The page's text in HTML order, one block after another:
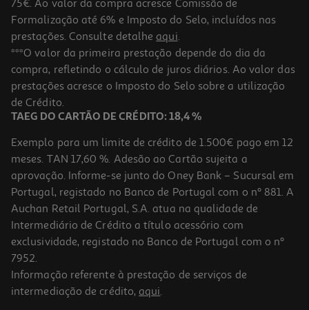
Tempero Margão Salmão Air Fry 30g
49.67 €/Kg
1,49 €
Tempero Margão Frango&batatas Air Fry 30g
75€. Ao valor da compra acresce Comissão de
Formalização até 6% e Imposto do Selo, incluídos nas
prestações. Consulte detalhe aqui.
***O valor da primeira prestação depende do dia da
compra, refletindo o cálculo de juros diários. Ao valor das
prestações acresce o Imposto do Selo sobre a utilização
de Crédito.
TAEG DO CARTÃO DE CRÉDITO: 18,4 %
Exemplo para um limite de crédito de 1.500€ pago em 12
meses. TAN 17,60 %. Adesão ao Cartão sujeita a
aprovação. Informe-se junto do Oney Bank – Sucursal em
Portugal, registado no Banco de Portugal com o nº 881. A
Auchan Retail Portugal, S.A. atua na qualidade de
Intermediário de Crédito a título acessório com
exclusividade, registado no Banco de Portugal com o nº
7952.
Informação referente à prestação de serviços de
intermediação de crédito, aqui.